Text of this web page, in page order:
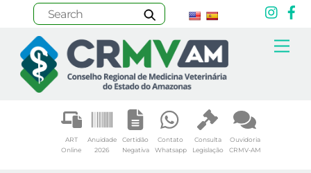
content
ART
Online
Anuidade
2026
Certidão
Negativa
Contato
Whatsapp
Consulta
Legislação
Ouvidoria
CRMV-AM